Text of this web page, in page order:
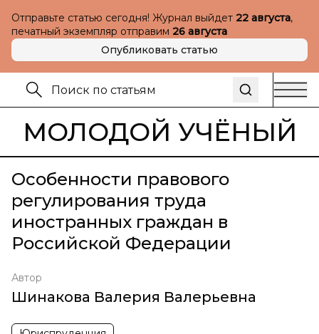
Отправьте статью сегодня! Журнал выйдет 22 августа,
печатный экземпляр отправим 26 августа
Опубликовать статью
МОЛОДОЙ УЧЁНЫЙ
Особенности правового
регулирования труда
иностранных граждан в
Российской Федерации
Автор
Шинакова Валерия Валерьевна